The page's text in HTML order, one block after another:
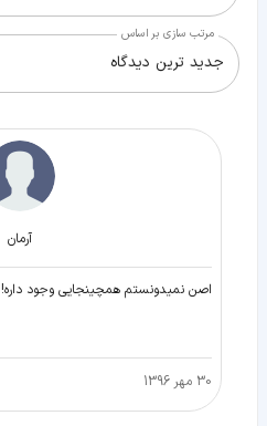
مرتب سازی بر اساس
جدید ترین دیدگاه
آرمان
اصن نمیدونستم همچینجایی وجود داره!
30 مهر 1396